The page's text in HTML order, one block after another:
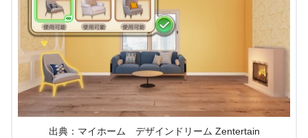
出典：マイホーム デザインドリーム Zentertain